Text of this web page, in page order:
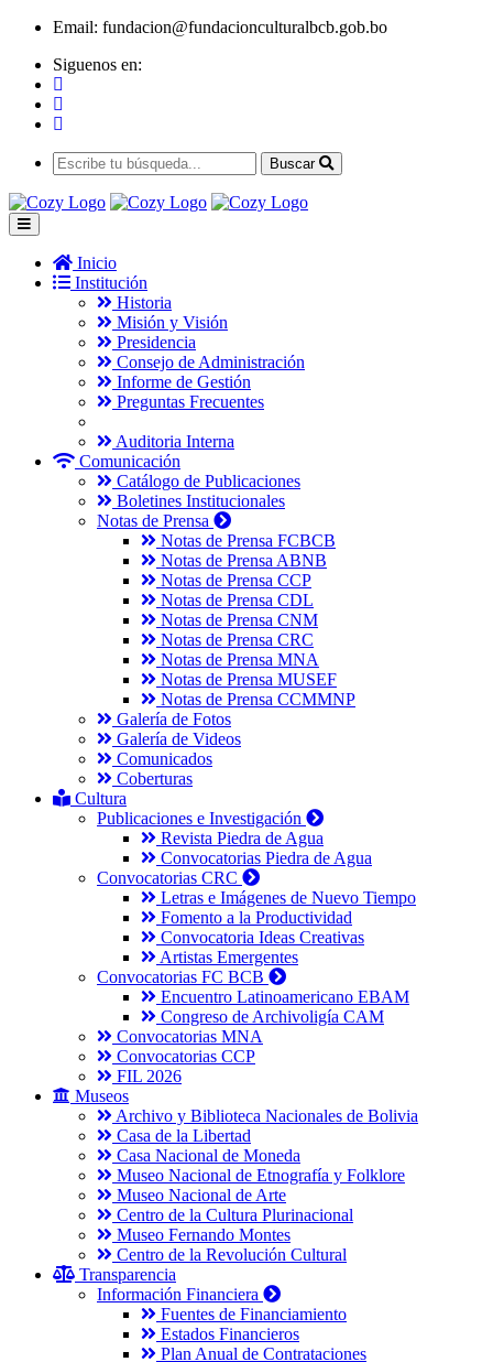
Email: fundacion@fundacionculturalbcb.gob.bo
Siguenos en:
Buscar
Inicio
Institución
Historia
Misión y Visión
Presidencia
Consejo de Administración
Informe de Gestión
Preguntas Frecuentes
Auditoria Interna
Comunicación
Catálogo de Publicaciones
Boletines Institucionales
Notas de Prensa
Notas de Prensa FCBCB
Notas de Prensa ABNB
Notas de Prensa CCP
Notas de Prensa CDL
Notas de Prensa CNM
Notas de Prensa CRC
Notas de Prensa MNA
Notas de Prensa MUSEF
Notas de Prensa CCMMNP
Galería de Fotos
Galería de Videos
Comunicados
Coberturas
Cultura
Publicaciones e Investigación
Revista Piedra de Agua
Convocatorias Piedra de Agua
Convocatorias CRC
Letras e Imágenes de Nuevo Tiempo
Fomento a la Productividad
Convocatoria Ideas Creativas
Artistas Emergentes
Convocatorias FC BCB
Encuentro Latinoamericano EBAM
Congreso de Archivoligía CAM
Convocatorias MNA
Convocatorias CCP
FIL 2026
Museos
Archivo y Biblioteca Nacionales de Bolivia
Casa de la Libertad
Casa Nacional de Moneda
Museo Nacional de Etnografía y Folklore
Museo Nacional de Arte
Centro de la Cultura Plurinacional
Museo Fernando Montes
Centro de la Revolución Cultural
Transparencia
Información Financiera
Fuentes de Financiamiento
Estados Financieros
Plan Anual de Contrataciones